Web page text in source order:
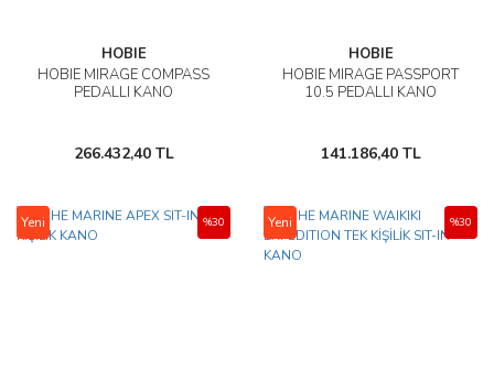
HOBIE
HOBIE MIRAGE COMPASS
PEDALLI KANO
266.432,40 TL
HOBIE
HOBIE MIRAGE PASSPORT
10.5 PEDALLI KANO
141.186,40 TL
Yeni %30 Yeni %30